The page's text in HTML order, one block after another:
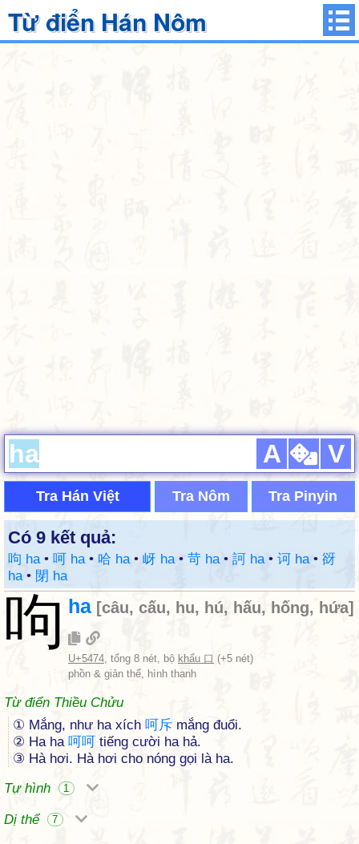
Từ điển Hán Nôm
A V
Tra Hán Việt Tra Nôm Tra Pinyin
Có 9 kết quả:
呴 ha• 呵 ha• 哈 ha• 岈 ha• 苛 ha• 訶 ha• 诃 ha• 谺
ha• 閕 ha
呴 ha [câu, cấu, hu, hú, hấu, hống, hứa]
U+5474, tổng 8 nét, bộ khẩu 口 (+5 nét)
phồn & giản thể, hình thanh
Từ điển Thiều Chửu
① Mắng, như ha xích 呵斥 mắng đuổi.
② Ha ha 呵呵 tiếng cười ha hả.
③ Hà hơi. Hà hơi cho nóng gọi là ha.
Tự hình
1
Dị thể 7